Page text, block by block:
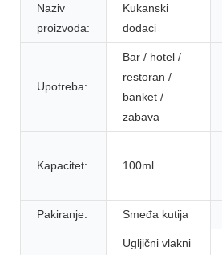
Naziv
proizvoda:
Kukanski
dodaci
Upotreba:
Bar / hotel /
restoran /
banket /
zabava
Kapacitet: 100ml
Pakiranje: Smeđa kutija
Ugljični vlakni